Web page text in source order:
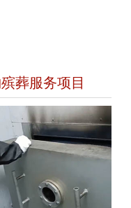
葬服务项目